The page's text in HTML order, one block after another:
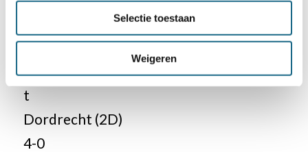
Selectie toestaan
Weigeren
Ronde 3
t
Dordrecht (2D)
4-0